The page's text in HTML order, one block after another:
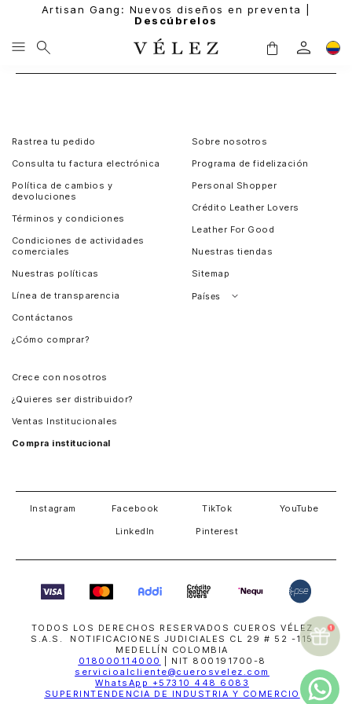
Artisan Gang: Nuevos diseños en preventa |
Descúbrelos
Rastrea tu pedido
Consulta tu factura electrónica
Política de cambios y
devoluciones
Términos y condiciones
Condiciones de actividades
comerciales
Nuestras políticas
Línea de transparencia
Contáctanos
¿Cómo comprar?
Sobre nosotros
Programa de fidelización
Personal Shopper
Crédito Leather Lovers
Leather For Good
Nuestras tiendas
Sitemap
Países
Crece con nosotros
¿Quieres ser distribuidor?
Ventas Institucionales
Compra institucional
Instagram Facebook TikTok YouTube
LinkedIn Pinterest
TODOS LOS DERECHOS RESERVADOS CUEROS VÉLEZ
S.A.S. NOTIFICACIONES JUDICIALES CL 29 # 52 -115
MEDELLÍN COLOMBIA
018000114000
| NIT 800191700-8
servicioalcliente@cuerosvelez.com
WhatsApp +57310 448 6083
SUPERINTENDENCIA DE INDUSTRIA Y COMERCIO